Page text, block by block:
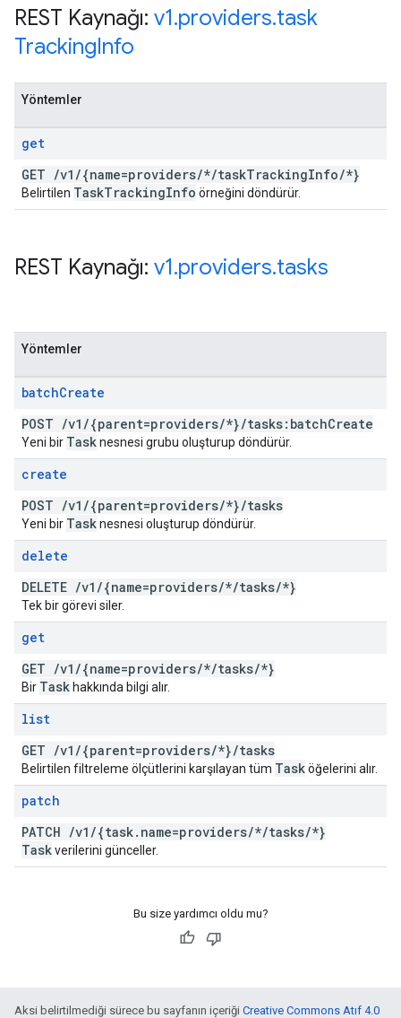
REST Kaynağı: v1.providers.task
TrackingInfo
Yöntemler
get
GET /v1 /{name=providers/*/taskTrackingInfo/*}
Belirtilen TaskTrackingInfo örneğini döndürür.
REST Kaynağı: v1.providers.tasks
Yöntemler
batchCreate
POST /v1 /{parent=providers/*}/tasks:batchCreate
Yeni bir Tasknesnesi grubu oluşturup döndürür.
create
POST /v1 /{parent=providers/*}/tasks
Yeni bir Tasknesnesi oluşturup döndürür.
delete
DELETE /v1 /{name=providers/*/tasks/*}
Tek bir görevi siler.
get
GET /v1 /{name=providers/*/tasks/*}
Bir Task hakkında bilgi alır.
list
GET /v1 /{parent=providers/*}/tasks
Belirtilen filtreleme ölçütlerini karşılayan tüm Tasköğelerini alır.
patch
PATCH /v1 /{task. name=providers/*/tasks/*}
Taskverilerini günceller.
Bu size yardımcı oldu mu?
Aksi belirtilmediği sürece bu sayfanın içeriği Creative Commons Atıf 4.0